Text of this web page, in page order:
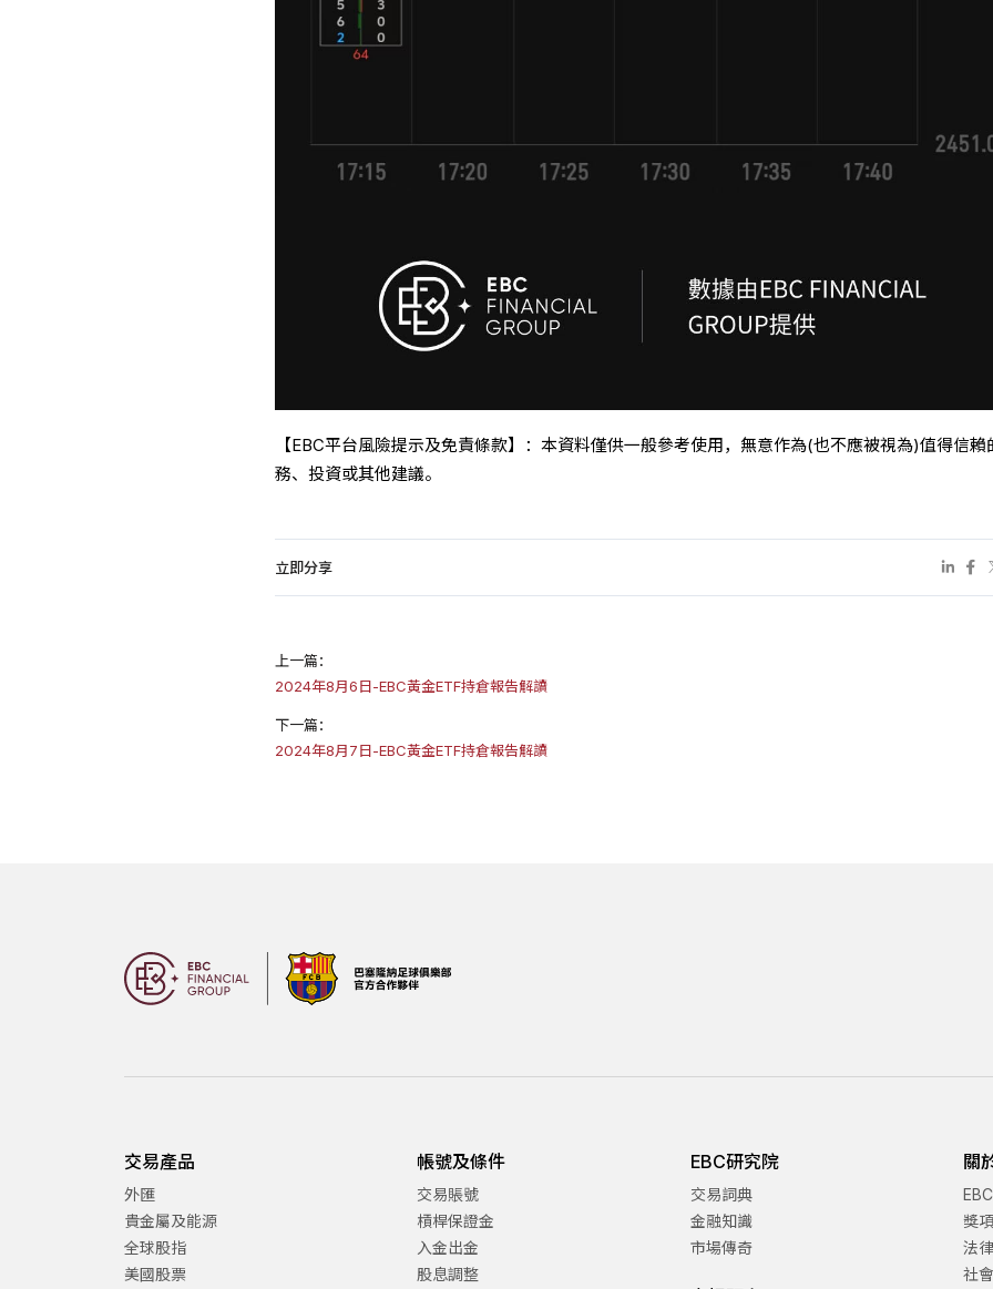
【EBC平台風險提示及免責條款】：本資料僅供一般參考使用，無意作為(也不應被視為)值得信賴
務、投資或其他建議。
立即分享
上一篇：
2024年8月6日-EBC黃金ETF持倉報告解讀
下一篇：
2024年8月7日-EBC黃金ETF持倉報告解讀
交易產品
外匯
貴金屬及能源
全球股指
美國股票
帳號及條件
交易賬號
槓桿保證金
入金出金
股息調整
EBC研究院
交易詞典
金融知識
市場傳奇
關
獎
法
社